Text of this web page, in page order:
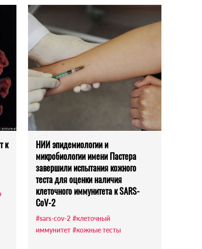
к
НИИ эпидемиологии и
микробиологии имени Пастера
завершили испытания кожного
теста для оценки наличия
клеточного иммунитета к SARS-
CoV-2
#sars-cov-2 #клеточный
иммунитет #кожные тесты